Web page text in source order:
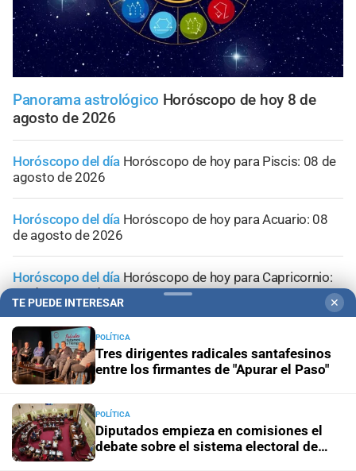
Panorama astrológico Horóscopo de hoy 8 de
agosto de 2026
Horóscopo del día Horóscopo de hoy para Piscis: 08 de
agosto de 2026
Horóscopo del día Horóscopo de hoy para Acuario: 08
de agosto de 2026
Horóscopo del día Horóscopo de hoy para Capricornio:
08 de agosto de 2026
Horóscopo del díaHoróscopo de hoy para Sagitario: 08
de agosto de 2026
TE PUEDE INTERESAR ✕
POLÍTICA
Tres dirigentes radicales santafesinos
entre los firmantes de "Apurar el Paso"
POLÍTICA
Diputados empieza en comisiones el
debate sobre el sistema electoral de